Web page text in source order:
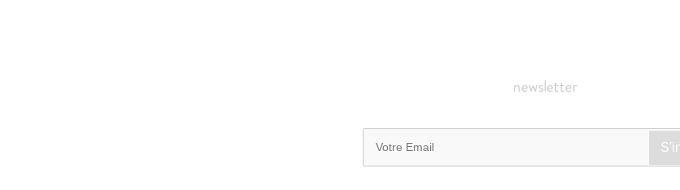
newsletter